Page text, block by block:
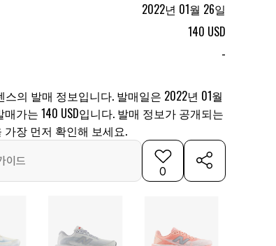
2022년 01월 26일
140 USD
-
의 발매 정보입니다. 발매일은 2022년 01월
매가는 140 USD입니다. 발매 정보가 공개되는
장 먼저 확인해 보세요.
이드
0